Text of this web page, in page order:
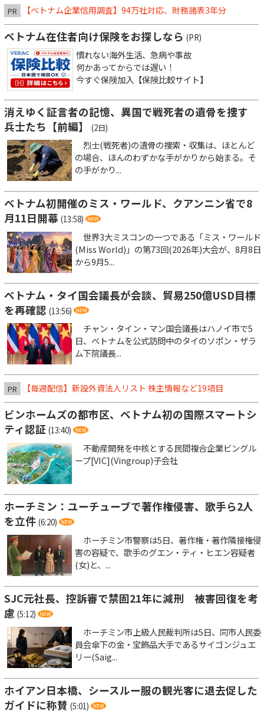
PR 【ベトナム企業信用調査】94万社対応、財務諸表3年分
ベトナム在住者向け保険をお探しなら (PR)
慣れない海外生活、急病や事故
何かあってからでは遅い！
今すぐ保険加入【保険比較サイト】
消えゆく証言者の記憶、異国で戦死者の遺骨を捜す
兵士たち【前編】
(2日)
烈士(戦死者)の遺骨の捜索・収集は、ほとんど
の場合、ほんのわずかな手がかりから始まる。そ
の手がかり...
ベトナム初開催のミス・ワールド、クアンニン省で8
月11日開幕 (13:58)
世界3大ミスコンの一つである「ミス・ワールド
(Miss World)」の第73回(2026年)大会が、8月8日
から9月5...
ベトナム・タイ国会議長が会談、貿易250億USD目標
を再確認 (13:56)
チャン・タイン・マン国会議長はハノイ市で5
日、ベトナムを公式訪問中のタイのソポン・ザラ
ム下院議長...
PR 【毎週配信】新設外資法人リスト 株主情報など19項目
ビンホームズの都市区、ベトナム初の国際スマートシ
ティ認証 (13:40)
不動産開発を中核とする民間複合企業ビングル
ープ[VIC](Vingroup)子会社
ホーチミン：ユーチューブで著作権侵害、歌手ら2人
を立件 (6:20)
ホーチミン市警察は5日、著作権・著作隣接権侵
害の容疑で、歌手のグエン・ティ・ヒエン容疑者
(女)と、...
SJC元社長、控訴審で禁固21年に減刑 被害回復を考
慮 (5:12)
ホーチミン市上級人民裁判所は5日、同市人民委
員会傘下の金・宝飾品大手であるサイゴンジュエ
リー(Saig...
ホイアン日本橋、シースルー服の観光客に退去促した
ガイドに称賛 (5:01)